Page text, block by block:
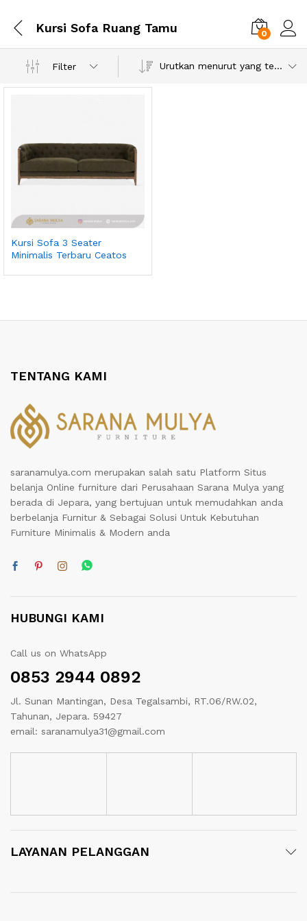
Kursi Sofa Ruang Tamu 0
Filter Urutkan menurut yang terbaru
Kursi Sofa 3 Seater
Minimalis Terbaru Ceatos
TENTANG KAMI
saranamulya.com merupakan salah satu Platform Situs
belanja Online furniture dari Perusahaan Sarana Mulya yang
berada di Jepara, yang bertujuan untuk memudahkan anda
berbelanja Furnitur & Sebagai Solusi Untuk Kebutuhan
Furniture Minimalis & Modern anda
HUBUNGI KAMI
Call us on WhatsApp
0853 2944 0892
Jl. Sunan Mantingan, Desa Tegalsambi, RT.06/RW.02,
Tahunan, Jepara. 59427
email: saranamulya31@gmail.com
LAYANAN PELANGGAN